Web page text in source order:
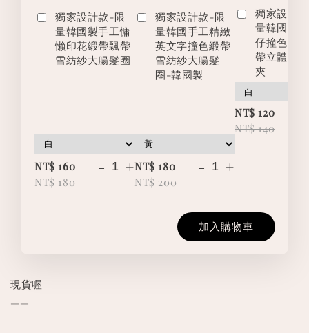
獨家設計款-限
量韓國製手工慵
懶印花緞帶飄帶
雪紡紗大腸髮圈
NT$ 160
NT$ 180
- +
獨家設計款-限
量韓國手工精緻
英文字撞色緞帶
雪紡紗大腸髮
圈-韓國製
NT$ 180
NT$ 200
- +
獨家設計
量韓國製
仔撞色英
帶立體蝴
夾
NT$ 120
NT$ 140
加入購物車
現貨喔
——